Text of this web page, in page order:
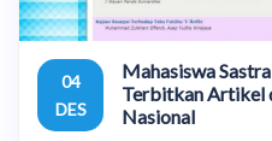
04
DES
Mahasiswa
Terbitkan Artikel
Nasional